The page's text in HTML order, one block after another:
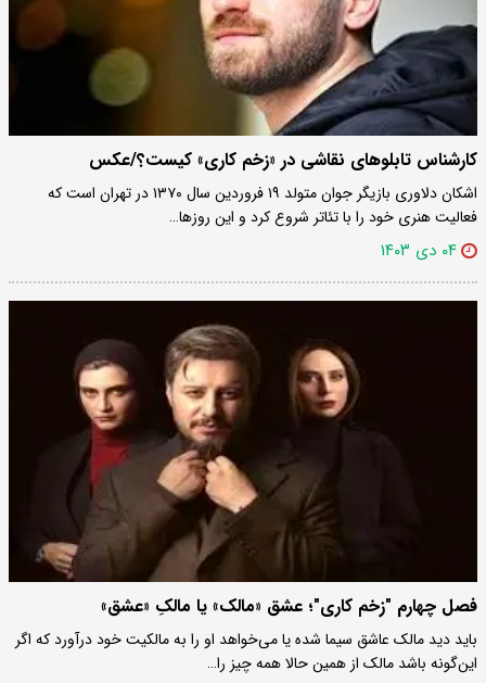
کارشناس تابلوهای نقاشی در «زخم کاری» کیست؟/عکس
اشکان دلاوری بازیگر جوان متولد ۱۹ فروردین سال ۱۳۷۰ در تهران است که
فعالیت هنری خود را با تئاتر شروع کرد و این روزها…
۰۴ دی ۱۴۰۳
فصل چهارم "زخم کاری"؛ عشق «مالک» یا مالکِ «عشق»
باید دید مالک عاشق سیما شده یا می‌خواهد او را به مالکیت خود درآورد که اگر
این‌گونه باشد مالک از همین حالا همه چیز را…